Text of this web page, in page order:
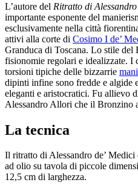
L’autore del Ritratto di
importante esponente del
esclusivamente nella città
attivi alla corte di Cosimo I de’
Granduca di Toscana. Lo stile del
fisionomie regolari e idealizzate. I
torsioni tipiche delle bizzarrie
dipinti infine sono fredde e algide
eleganti e aristocratici. Fu allievo
Alessandro Allori che il Bronzino
La tecnica
Il ritratto di Alessandro de’
ad olio su tavola di piccole
12,5 cm di larghezza.